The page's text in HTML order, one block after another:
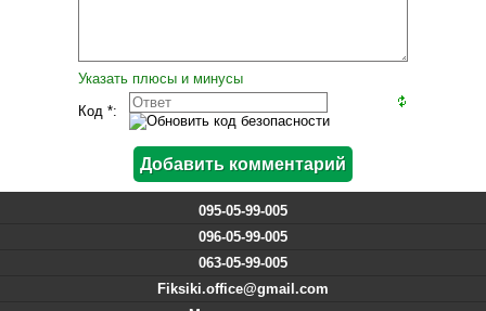
Указать плюсы и минусы
Код *:
095-05-99-005
096-05-99-005
063-05-99-005
Fiksiki.office@gmail.com